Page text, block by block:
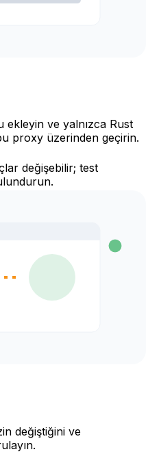
ve yalnızca Rust
proxy üzerinden geçirin.
değişebilir; test
değiştiğini ve